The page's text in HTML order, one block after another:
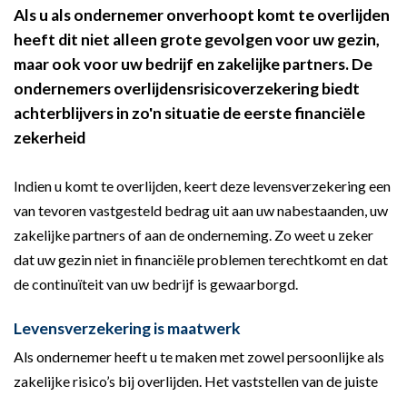
Als u als ondernemer onverhoopt komt te overlijden
heeft dit niet alleen grote gevolgen voor uw gezin,
maar ook voor uw bedrijf en zakelijke partners. De
ondernemers overlijdensrisicoverzekering biedt
achterblijvers in zo'n situatie de eerste financiële
zekerheid
Indien u komt te overlijden, keert deze levensverzekering een
van tevoren vastgesteld bedrag uit aan uw nabestaanden, uw
zakelijke partners of aan de onderneming. Zo weet u zeker
dat uw gezin niet in financiële problemen terechtkomt en dat
de continuïteit van uw bedrijf is gewaarborgd.
Levensverzekering is maatwerk
Als ondernemer heeft u te maken met zowel persoonlijke als
zakelijke risico’s bij overlijden. Het vaststellen van de juiste